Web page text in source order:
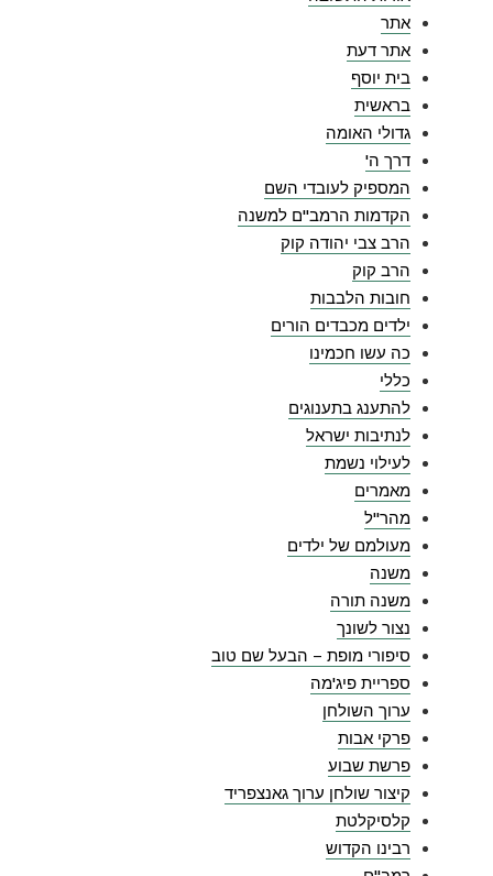
אתר
אתר דעת
בית יוסף
בראשית
גדולי האומה
דרך ה'
המספיק לעובדי השם
הקדמות הרמב"ם למשנה
הרב צבי יהודה קוק
הרב קוק
חובות הלבבות
ילדים מכבדים הורים
כה עשו חכמינו
כללי
להתענג בתענוגים
לנתיבות ישראל
לעילוי נשמת
מאמרים
מהר"ל
מעולמם של ילדים
משנה
משנה תורה
נצור לשונך
סיפורי מופת – הבעל שם טוב
ספריית פיג'מה
ערוך השולחן
פרקי אבות
פרשת שבוע
קיצור שולחן ערוך גאנצפריד
קלסיקלטת
רבינו הקדוש